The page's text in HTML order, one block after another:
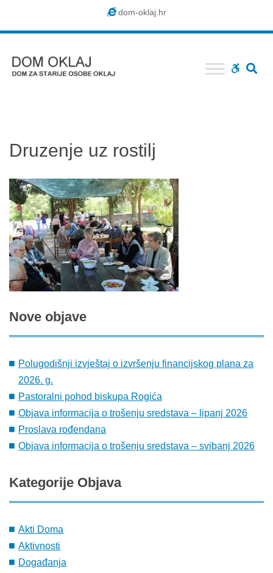
dom-oklaj.hr
WCAG
Druzenje uz rostilj
Nove objave
Polugodišnji izvještaj o izvršenju financijskog plana za
2026. g.
Pastoralni pohod biskupa Rogića
Objava informacija o trošenju sredstava – lipanj 2026
Proslava rođendana
Objava informacija o trošenju sredstava – svibanj 2026
Kategorije Objava
Akti Doma
Aktivnosti
Događanja